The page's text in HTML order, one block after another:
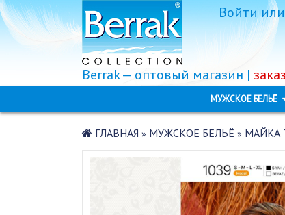
Войти
Berrak — оптовый магазин |
МУЖСКОЕ БЕЛЬЁ
ГЛАВНАЯ » МУЖСКОЕ БЕЛЬЁ » МАЙКА